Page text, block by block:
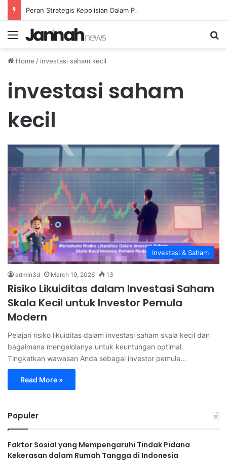
Menu
Home / investasi saham kecil
investasi saham
kecil
Investasi & Saham
admin3d March 19, 2026 13
Risiko Likuiditas dalam Investasi Saham
Skala Kecil untuk Investor Pemula
Modern
Pelajari risiko likuiditas dalam investasi saham skala kecil dan
bagaimana mengelolanya untuk keuntungan optimal.
Tingkatkan wawasan Anda sebagai investor pemula…
Read More »
Populer
Faktor Sosial yang Mempengaruhi Tindak Pidana
Kekerasan dalam Rumah Tangga di Indonesia